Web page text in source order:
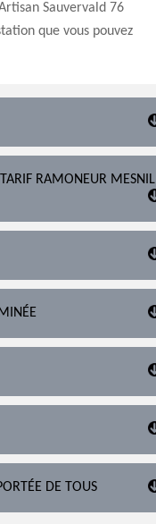
Sauvervald 76
que vous pouvez
RAMONEUR MESNIL
DE TOUS